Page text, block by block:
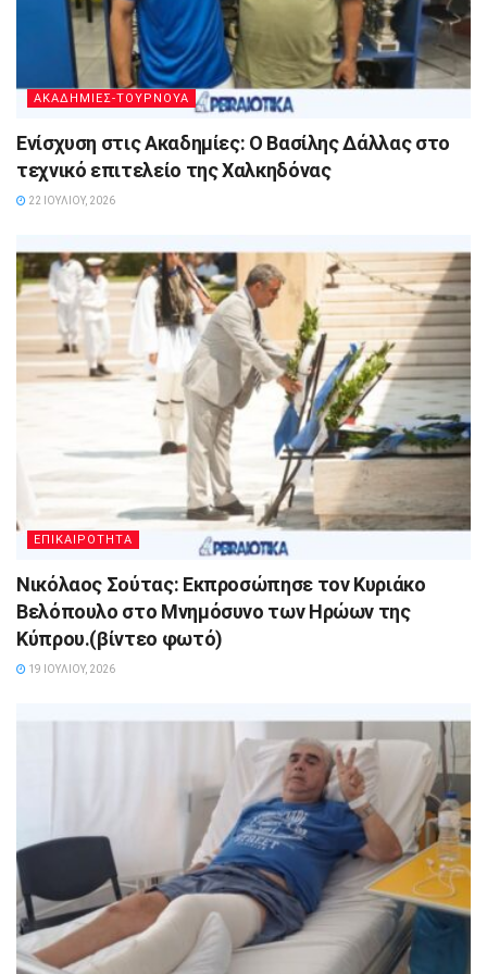
ΑΚΑΔΗΜΙΕΣ-ΤΟΥΡΝΟΥΑ
Ενίσχυση στις Ακαδημίες: Ο Βασίλης Δάλλας στο
τεχνικό επιτελείο της Χαλκηδόνας
22 ΙΟΥΛΊΟΥ, 2026
ΕΠΙΚΑΙΡΟΤΗΤΑ
Νικόλαος Σούτας: Εκπροσώπησε τον Κυριάκο
Βελόπουλο στο Μνημόσυνο των Ηρώων της
Κύπρου.(βίντεο φωτό)
19 ΙΟΥΛΊΟΥ, 2026